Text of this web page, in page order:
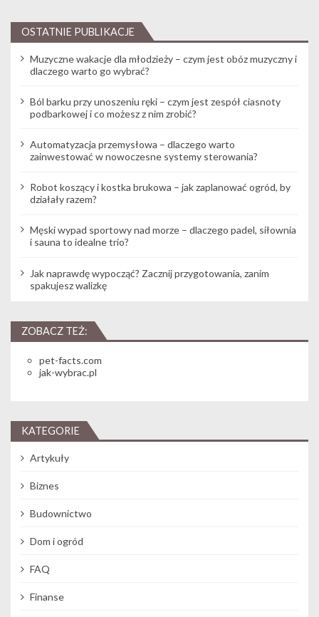
OSTATNIE PUBLIKACJE
Muzyczne wakacje dla młodzieży – czym jest obóz muzyczny i
dlaczego warto go wybrać?
Ból barku przy unoszeniu ręki – czym jest zespół ciasnoty
podbarkowej i co możesz z nim zrobić?
Automatyzacja przemysłowa – dlaczego warto
zainwestować w nowoczesne systemy sterowania?
Robot koszący i kostka brukowa – jak zaplanować ogród, by
działały razem?
Męski wypad sportowy nad morze – dlaczego padel, siłownia
i sauna to idealne trio?
Jak naprawdę wypocząć? Zacznij przygotowania, zanim
spakujesz walizkę
ZOBACZ TEŻ:
pet-facts.com
jak-wybrac.pl
KATEGORIE
Artykuły
Biznes
Budownictwo
Dom i ogród
FAQ
Finanse